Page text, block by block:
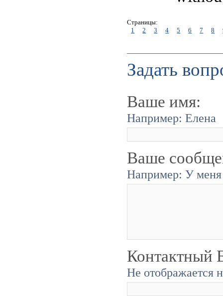
Страницы:
1
2 3 4 5 6 7 8
Задать
Ваше имя:
Например: Елена
Ваше
Например: У меня
Контактный
Не отображается